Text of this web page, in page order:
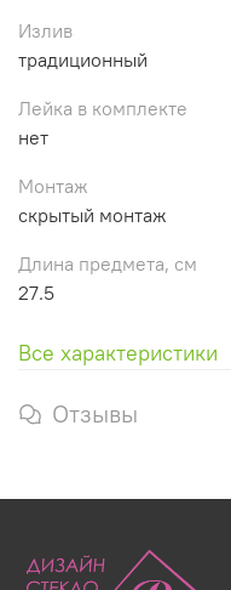
Излив
традиционный
Лейка в комплекте
нет
Монтаж
скрытый монтаж
Длина предмета, см
27.5
Все характеристики
Отзывы